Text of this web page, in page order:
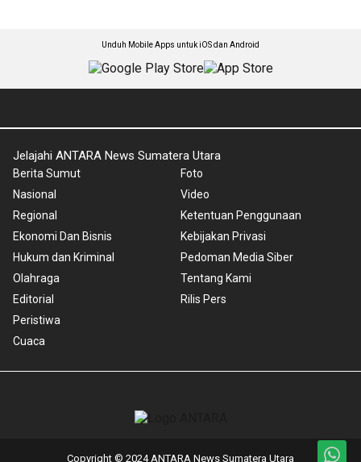
Unduh Mobile Apps untuk iOS dan Android
Jelajahi ANTARA News Sumatera Utara
Berita Sumut
Nasional
Regional
Ekonomi Dan Bisnis
Hukum dan Kriminal
Olahraga
Editorial
Peristiwa
Cuaca
Foto
Video
Ketentuan Penggunaan
Kebijakan Privasi
Pedoman Media Siber
Tentang Kami
Rilis Pers
Copyright © 2024 ANTARA News Sumatera Utara